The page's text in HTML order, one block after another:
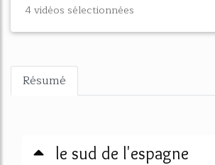
4 vidéos sélectionnées
Résumé
le sud de l'espagne